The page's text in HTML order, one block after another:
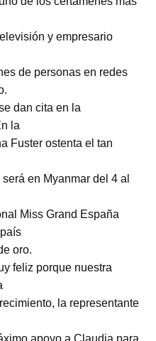
y empresario
de personas en redes
dan cita en la
la
Fuster ostenta el tan
en Myanmar del 4 al
Miss Grand España
oro.
feliz porque nuestra
la representante